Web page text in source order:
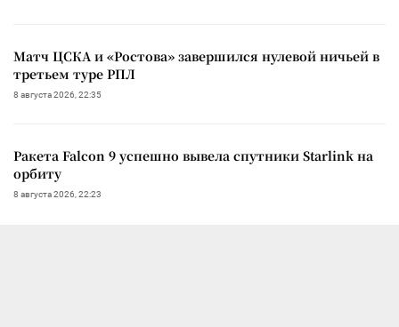
Матч ЦСКА и «Ростова» завершился нулевой ничьей в
третьем туре РПЛ
8 августа 2026, 22:35
Ракета Falcon 9 успешно вывела спутники Starlink на
орбиту
8 августа 2026, 22:23